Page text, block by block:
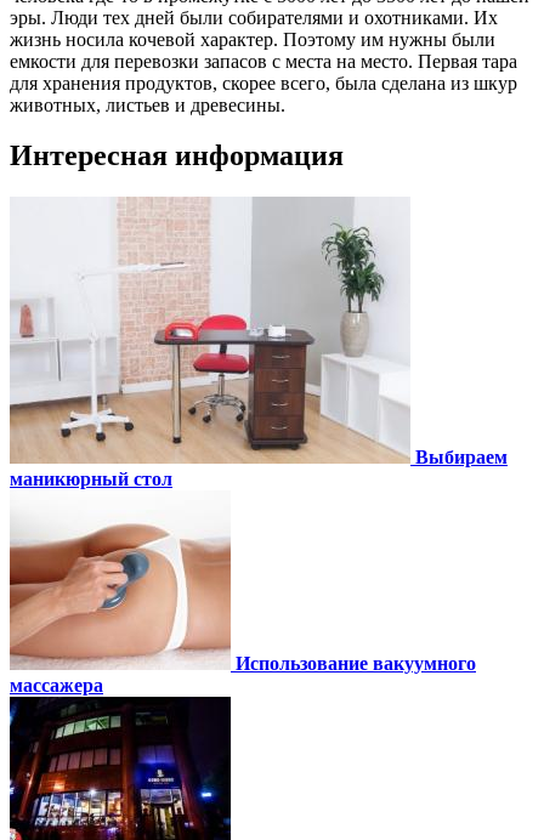
эры. Люди тех дней были собирателями и охотниками. Их
жизнь носила кочевой характер. Поэтому им нужны были
емкости для перевозки запасов с места на место. Первая тара
для хранения продуктов, скорее всего, была сделана из шкур
животных, листьев и древесины.
Интересная информация
Выбираем
маникюрный стол
Использование вакуумного
массажера